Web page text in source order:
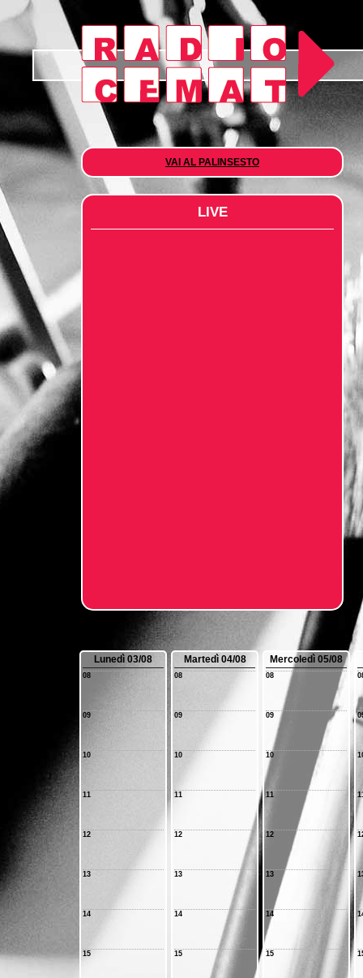
VAI AL PALINSESTO
LIVE
Lunedì 03/08
08
09
10
11
12
13
14
15
Martedì 04/08
08
09
10
11
12
13
14
15
Mercoledì 05/08
08
09
10
11
12
13
14
15